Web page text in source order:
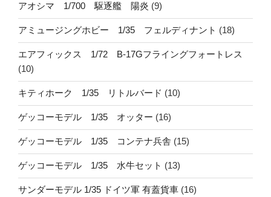
アオシマ 1/700 駆逐艦 陽炎 (9)
アミュージングホビー 1/35 フェルディナント (18)
エアフィックス 1/72 B-17Gフライングフォートレス
(10)
キティホーク 1/35 リトルバード (10)
ゲッコーモデル 1/35 オッター (16)
ゲッコーモデル 1/35 コンテナ兵舎 (15)
ゲッコーモデル 1/35 水牛セット (13)
サンダーモデル 1/35 ドイツ軍 有蓋貨車 (16)